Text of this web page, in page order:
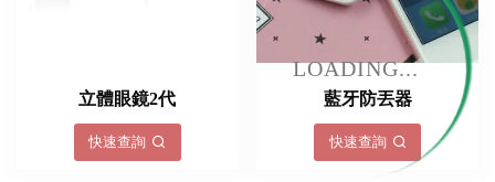
LOADING...
立體眼鏡2代
快速查詢
藍牙防丟器
快速查詢